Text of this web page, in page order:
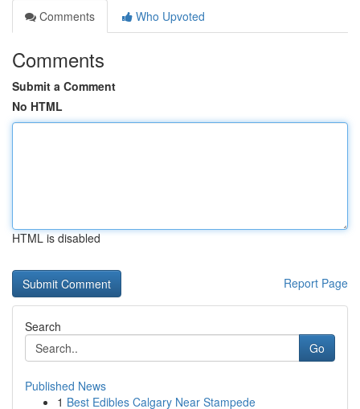
Comments
Who Upvoted
Comments
Submit a Comment
No HTML
HTML is disabled
Report Page
Search
Go
Published News
1 Best Edibles Calgary Near Stampede